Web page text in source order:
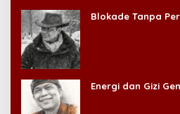
Blokade Tanpa
Energi dan Gizi